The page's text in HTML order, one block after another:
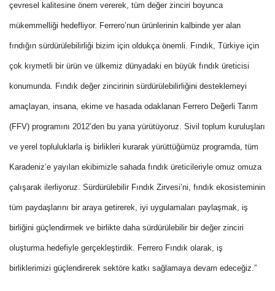
çevresel kalitesine önem vererek, tüm değer zinciri boyunca
mükemmelliği hedefliyor. Ferrero’nun ürünlerinin kalbinde yer alan
fındığın sürdürülebilirliği bizim için oldukça önemli. Fındık, Türkiye için
çok kıymetli bir ürün ve ülkemiz dünyadaki en büyük fındık üreticisi
konumunda. Fındık değer zincirinin sürdürülebilirliğini desteklemeyi
amaçlayan, insana, ekime ve hasada odaklanan Ferrero Değerli Tarım
(FFV) programını 2012’den bu yana yürütüyoruz. Sivil toplum kuruluşları
ve yerel topluluklarla iş birlikleri kurarak yürüttüğümüz programda, tüm
Karadeniz’e yayılan ekibimizle sahada fındık üreticileriyle omuz omuza
çalışarak ilerliyoruz. Sürdürülebilir Fındık Zirvesi’ni, fındık ekosisteminin
tüm paydaşlarını bir araya getirerek, iyi uygulamaları paylaşmak, iş
birliğini güçlendirmek ve birlikte daha sürdürülebilir bir değer zinciri
oluşturma hedefiyle gerçekleştirdik. Ferrero Fındık olarak, iş
birliklerimizi güçlendirerek sektöre katkı sağlamaya devam edeceğiz.”